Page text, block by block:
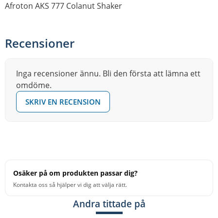
Afroton AKS 777 Colanut Shaker
Recensioner
Inga recensioner ännu. Bli den första att lämna ett
omdöme.
SKRIV EN RECENSION
Osäker på om produkten passar dig?
Kontakta oss så hjälper vi dig att välja rätt.
Andra tittade på